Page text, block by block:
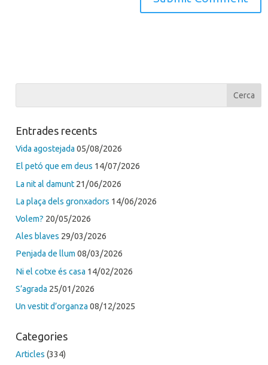
Entrades recents
Vida agostejada 05/08/2026
El petó que em deus 14/07/2026
La nit al damunt 21/06/2026
La plaça dels gronxadors 14/06/2026
Volem? 20/05/2026
Ales blaves 29/03/2026
Penjada de llum 08/03/2026
Ni el cotxe és casa 14/02/2026
S’agrada 25/01/2026
Un vestit d’organza 08/12/2025
Categories
Articles (334)